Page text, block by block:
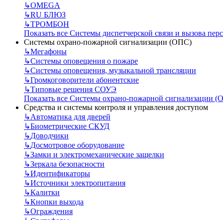
↳OMEGA
↳RU БЛЮЗ
↳ТРОМБОН
Показать все Системы диспетчерской связи и вызова
Системы охрано-пожарной сигнализации (ОПС)
↳Мегафоны
↳Системы оповещения о пожаре
↳Системы оповещения, музыкальной трансляции
↳Громкоговорители абонентские
↳Типовые решения СОУЭ
Показать все Системы охрано-пожарной сигнализации
Средства и системы контроля и управления доступом
↳Автоматика для дверей
↳Биометрические СКУД
↳Доводчики
↳Досмотровое оборудование
↳Замки и электромеханические защелки
↳Зеркала безопасности
↳Идентификаторы
↳Источники электропитания
↳Калитки
↳Кнопки выхода
↳Ограждения